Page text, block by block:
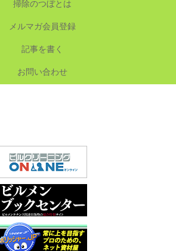
掃除のつぼとは
メルマガ会員登録
記事を書く
お問い合わせ